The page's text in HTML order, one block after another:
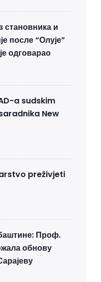
становника и
после “Олује”
одговарао
a sudskim
New
preživjeti
Проф.
обнову